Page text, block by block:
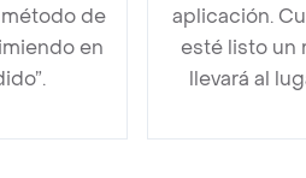
de
en
aplicación.
esté listo un
llevará al